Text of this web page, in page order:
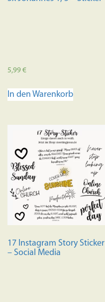
5,99€
In den Warenkorb
17 Instagram Story Sticker
– Social Media